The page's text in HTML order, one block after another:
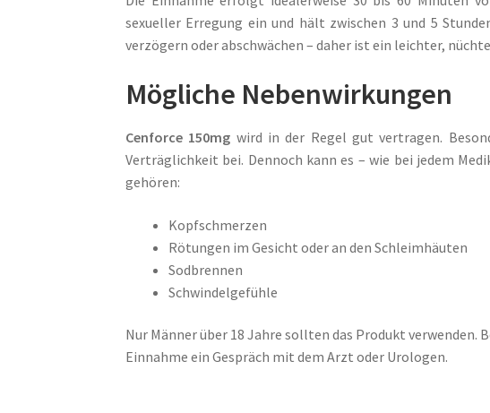
sexueller Erregung ein und hält zwischen 3 und 5
verzögern oder abschwächen – daher ist ein leichter,
Mögliche Nebenwirkungen
Cenforce 150mg wird in der Regel gut vertragen.
Verträglichkeit bei. Dennoch kann es – wie bei jedem
gehören:
Kopfschmerzen
Rötungen im Gesicht oder an den Schleimhäuten
Sodbrennen
Schwindelgefühle
Nur Männer über 18 Jahre sollten das Produkt
Einnahme ein Gespräch mit dem Arzt oder Urologen.